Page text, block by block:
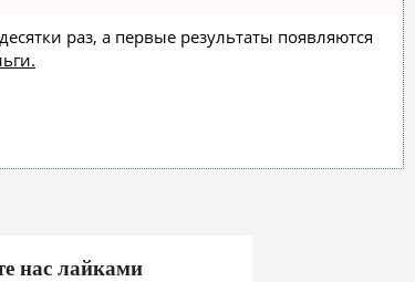
раз, а первые результаты появляются
нас лайками